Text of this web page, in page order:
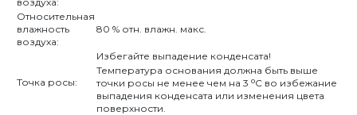
Относительная
влажность
воздуха:
80 % отн. влажн. макс.
Точка росы:
Избегайте выпадение конденсата!
Температура основания должна быть выше
точки росы не менее чем на 3 oС во избежание
выпадения конденсата или изменения цвета
поверхности.